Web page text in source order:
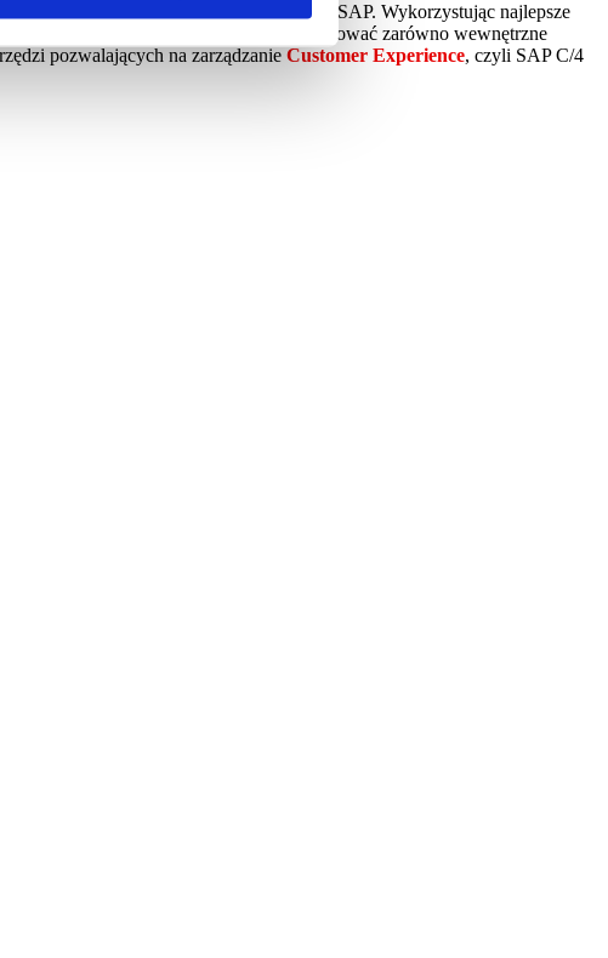
przedsiębiorstw, opartych o platformę SAP. Wykorzystując najlepsze
transformacje cyfrową i optymalizować zarówno wewnętrzne
pozwalających na zarządzanie Customer Experience, czyli SAP C/4